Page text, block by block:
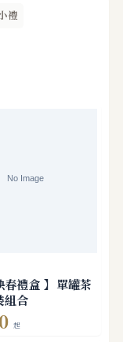
禮
春禮盒 】單罐茶
組合
起